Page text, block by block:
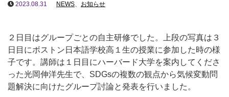
2023.08.31 NEWS、 お知らせ
２日目はグループごとの自主研修でした。上段の写真は３
日目にボストン日本語学校高１生の授業に参加した時の様
子です。講師は１日目にハーバード大学を案内してくださ
った光岡伸洋先生で、SDGsの複数の観点から気候変動問
題解決に向けたグループ討論と発表を行いました。